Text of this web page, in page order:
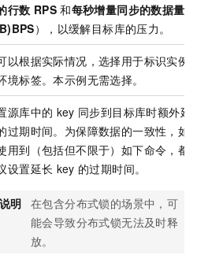
行数 RPS 和每秒增量同步的数据量
），以缓解目标库的压力。
以根据实际情况，选择用于标识实例
境标签。本示例无需选择。
源库中的 key 同步到目标库时额外延
过期时间。为保障数据的一致性，如
用到（包括但不限于）如下命令，都
设置延长 key 的过期时间。
说明 在包含分布式锁的场景中，可
能会导致分布式锁无法及时释
放。